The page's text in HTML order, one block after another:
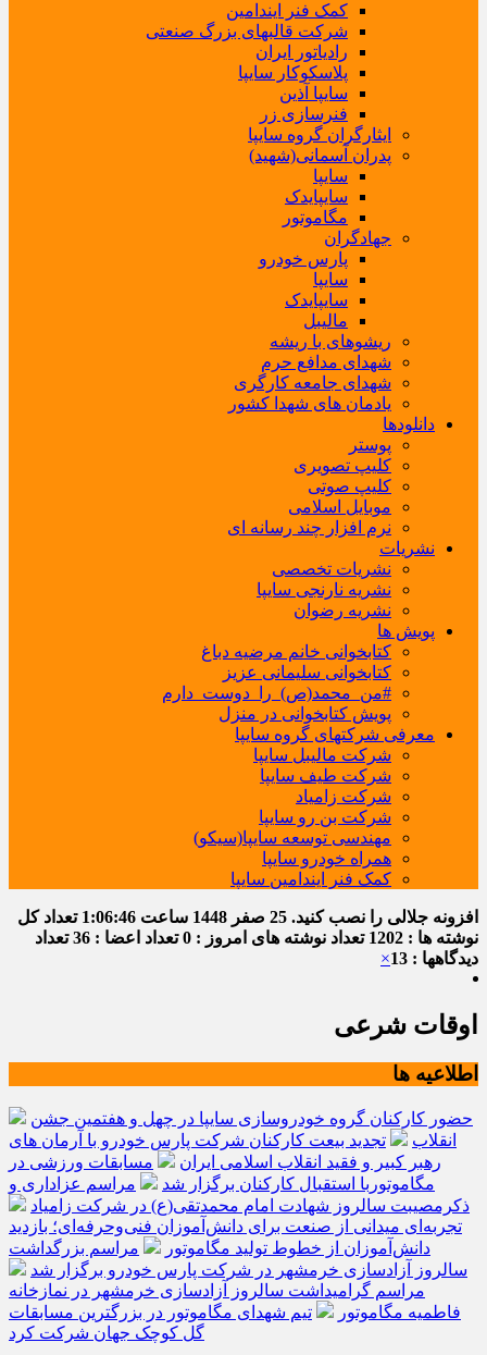
کمک فنر ایندامین
شرکت قالبهای بزرگ صنعتی
رادیاتور ایران
پلاسکوکار سایپا
سایپا آذین
فنرسازی زر
ایثارگران گروه سایپا
پدران آسمانی(شهید)
سایپا
سایپایدک
مگاموتور
جهادگران
پارس خودرو
سایپا
سایپایدک
مالیبل
ریشوهای با ریشه
شهدای مدافع حرم
شهدای جامعه کارگری
یادمان های شهدا کشور
دانلودها
پوستر
کلیپ تصویری
کلیپ صوتی
موبایل اسلامی
نرم افزار چند رسانه ای
نشریات
نشریات تخصصی
نشریه نارنجی سایپا
نشریه رضوان
پویش ها
کتابخوانی خانم مرضیه دباغ
کتابخوانی سلیمانی عزیز
#من_محمد(ص)_را_دوست_دارم
پویش کتابخوانی در منزل
معرفی شرکتهای گروه سایپا
شرکت مالیبل سایپا
شرکت طیف سایپا
شرکت زامیاد
شرکت بن رو سایپا
مهندسی توسعه سایپا(سیکو)
همراه خودرو سایپا
کمک فنر ایندامین سایپا
افزونه جلالی را نصب کنید. 25 صفر 1448 ساعت 1:06:47 تعداد کل
نوشته ها : 1202
تعداد نوشته های امروز : 0 تعداد اعضا : 36
تعداد
دیدگاهها : 13
×
اوقات شرعی
اطلاعیه ها
حضور کارکنان گروه خودروسازی سایپا در چهل و هفتمین جشن
انقلاب
تجدید بیعت کارکنان شرکت پارس خودرو با آرمان های
رهبر کبیر و فقید انقلاب اسلامی ایران
مسابقات ورزشی در
مگاموتوربا استقبال کارکنان برگزار شد
مراسم عزاداری و
ذکرمصیبت سالروز شهادت امام محمدتقی(ع) در شرکت زامیاد
تجربه‌ای میدانی از صنعت برای دانش‌آموزان فنی‌وحرفه‌ای؛ بازدید
دانش‌آموزان از خطوط تولید مگاموتور
مراسم بزرگداشت
سالروز آزادسازی خرمشهر در شرکت پارس خودرو برگزار شد
مراسم گرامیداشت سالروز آزادسازی خرمشهر در نمازخانه
فاطمیه مگاموتور
تیم شهدای مگاموتور در بزرگترین مسابقات
گل کوچک جهان شرکت کرد